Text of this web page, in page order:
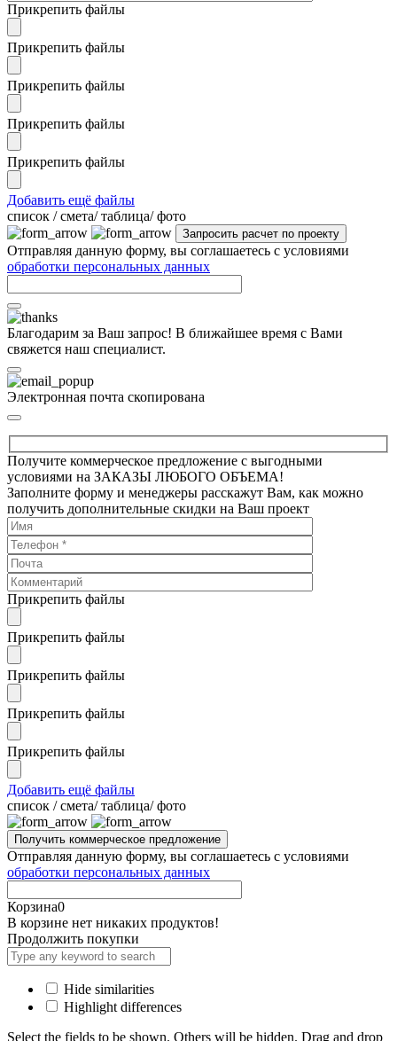
Прикрепить файлы
Прикрепить файлы
Прикрепить файлы
Прикрепить файлы
Прикрепить файлы
Добавить ещё файлы
cписок / смета/ таблица/ фото
Отправляя данную форму, вы соглашаетесь с условиями
обработки персональных данных
Благодарим за Ваш запрос! В ближайшее время с Вами
свяжется наш специалист.
Электронная почта скопирована
Получите коммерческое предложение с выгодными
условиями на ЗАКАЗЫ ЛЮБОГО ОБЪЕМА!
Заполните форму и менеджеры расскажут Вам, как можно
получить дополнительные скидки на Ваш проект
Прикрепить файлы
Прикрепить файлы
Прикрепить файлы
Прикрепить файлы
Прикрепить файлы
Добавить ещё файлы
cписок / смета/ таблица/ фото
Отправляя данную форму, вы соглашаетесь с условиями
обработки персональных данных
Корзина0
В корзине нет никаких продуктов!
Продолжить покупки
Hide similarities
Highlight differences
Select the fields to be shown. Others will be hidden. Drag and drop